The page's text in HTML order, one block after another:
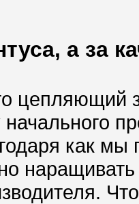
а за
цепляющий
начального
как
наращивать